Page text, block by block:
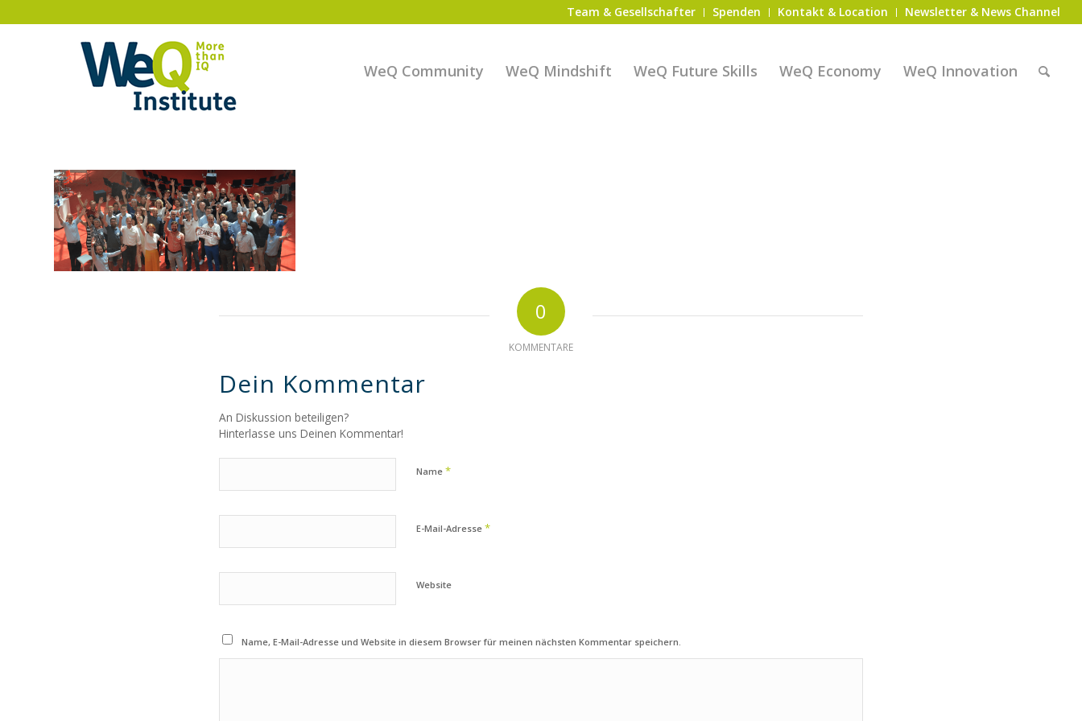
Team & Gesellschafter Spenden Kontakt & Location Newsletter & News Channel
WeQ Community WeQ Mindshift WeQ Future Skills WeQ Economy WeQ Innovation
0
KOMMENTARE
Dein Kommentar
An Diskussion beteiligen?
Hinterlasse uns Deinen Kommentar!
Name *
E-Mail-Adresse *
Website
Name, E-Mail-Adresse und Website in diesem Browser für meinen nächsten Kommentar speichern.